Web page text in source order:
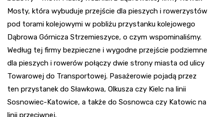
Mosty, która wybuduje przejście dla pieszych i rowerzystów
pod torami kolejowymi w pobliżu przystanku kolejowego
Dąbrowa Górnicza Strzemieszyce, o czym wspominaliśmy.
Według tej firmy bezpieczne i wygodne przejście podziemne
dla pieszych i rowerów połączy dwie strony miasta od ulicy
Towarowej do Transportowej. Pasażerowie pojadą przez
ten przystanek do Sławkowa, Olkusza czy Kielc na linii
Sosnowiec-Katowice, a także do Sosnowca czy Katowic na
linii przeciwnej.